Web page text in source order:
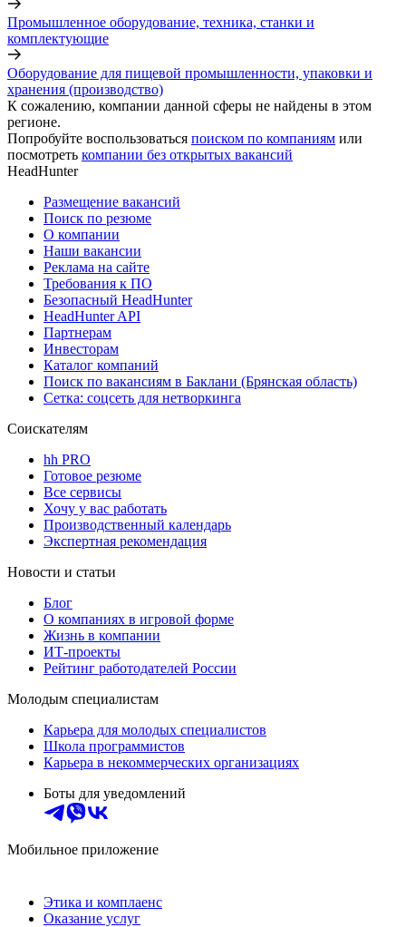
Промышленное оборудование, техника, станки и
комплектующие
Оборудование для пищевой промышленности, упаковки и
хранения (производство)
К сожалению, компании данной сферы не найдены в этом
регионе.
Попробуйте воспользоваться поиском по компаниям или
посмотреть компании без открытых вакансий
HeadHunter
Размещение вакансий
Поиск по резюме
О компании
Наши вакансии
Реклама на сайте
Требования к ПО
Безопасный HeadHunter
HeadHunter API
Партнерам
Инвесторам
Каталог компаний
Поиск по вакансиям в Баклани (Брянская область)
Сетка: соцсеть для нетворкинга
Соискателям
hh PRO
Готовое резюме
Все сервисы
Хочу у вас работать
Производственный календарь
Экспертная рекомендация
Новости и статьи
Блог
О компаниях в игровой форме
Жизнь в компании
ИТ-проекты
Рейтинг работодателей России
Молодым специалистам
Карьера для молодых специалистов
Школа программистов
Карьера в некоммерческих организациях
Боты для уведомлений
Мобильное приложение
Этика и комплаенс
Оказание услуг